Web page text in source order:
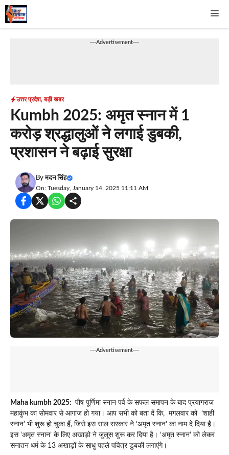
Skip
to
---Advertisement---
उत्तर प्रदेश,बड़ी खबर
Kumbh 2025: अमृत स्नान में 1
करोड़ श्रद्धालुओं ने लगाई डुबकी,
प्रशासन ने बढ़ाई सुरक्षा
Byमदन सिंह
On: Tuesday, January 14, 2025 11:11 AM
---Advertisement---
Maha kumbh 2025: पौष पूर्णिमा स्नान पर्व के सफल समापन के बाद प्रयागराज
महाकुंभ का सोमवार से आगाज हो गया। आप सभी को बता दें कि, मंगलवार को ‘शाही
स्नान’ भी शुरू हो चुका हैं, जिसे इस साल सरकार ने ‘अमृत स्नान’ का नाम दे दिया है।
इस ‘अमृत स्नान’ के लिए अखाड़ो ने जुलूस शुरू कर दिया है। ‘अमृत स्नान’ को लेकर
सनातन धर्म के 13 अखाड़ों के साधु पहले पवित्र डुबकी लगाएंगे।